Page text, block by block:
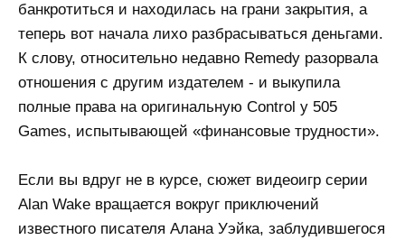
банкротиться и находилась на грани закрытия, а
теперь вот начала лихо разбрасываться деньгами.
К слову, относительно недавно Remedy разорвала
отношения с другим издателем - и выкупила
полные права на оригинальную Control у 505
Games, испытывающей «финансовые трудности».
Если вы вдруг не в курсе, сюжет видеоигр серии
Alan Wake вращается вокруг приключений
известного писателя Алана Уэйка, заблудившегося